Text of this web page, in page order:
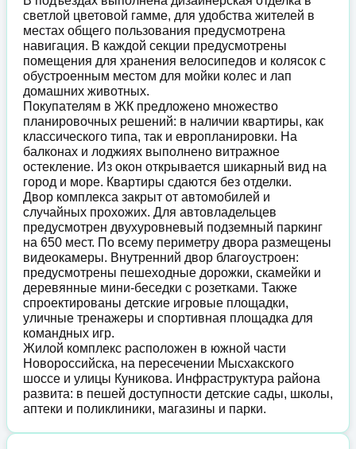
светлой цветовой гамме, для удобства жителей в
местах общего пользования предусмотрена
навигация. В каждой секции предусмотрены
помещения для хранения велосипедов и колясок с
обустроенным местом для мойки колес и лап
домашних животных.
Покупателям в ЖК предложено множество
планировочных решений: в наличии квартиры, как
классического типа, так и европланировки. На
балконах и лоджиях выполнено витражное
остекление. Из окон открывается шикарный вид на
город и море. Квартиры сдаются без отделки.
Двор комплекса закрыт от автомобилей и
случайных прохожих. Для автовладельцев
предусмотрен двухуровневый подземный паркинг
на 650 мест. По всему периметру двора размещены
видеокамеры. Внутренний двор благоустроен:
предусмотрены пешеходные дорожки, скамейки и
деревянные мини-беседки с розетками. Также
спроектированы детские игровые площадки,
уличные тренажеры и спортивная площадка для
командных игр.
Жилой комплекс расположен в южной части
Новороссийска, на пересечении Мысхакского
шоссе и улицы Куникова. Инфраструктура района
развита: в пешей доступности детские сады, школы,
аптеки и поликлиники, магазины и парки.